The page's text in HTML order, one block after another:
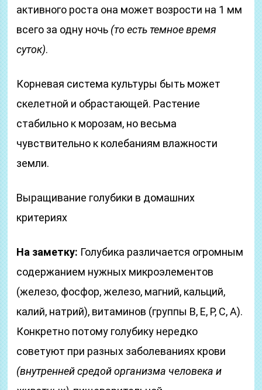
активного роста она может возрости на 1 мм
всего за одну ночь (то есть темное время
суток).
Корневая система культуры быть может
скелетной и обрастающей. Растение
стабильно к морозам, но весьма
чувствительно к колебаниям влажности
земли.
Выращивание голубики в домашних
критериях
На заметку: Голубика различается огромным
содержанием нужных микроэлементов
(железо, фосфор, железо, магний, кальций,
калий, натрий), витаминов (группы В, Е, Р, С, А).
Конкретно потому голубику нередко
советуют при разных заболеваниях крови
(внутренней средой организма человека и